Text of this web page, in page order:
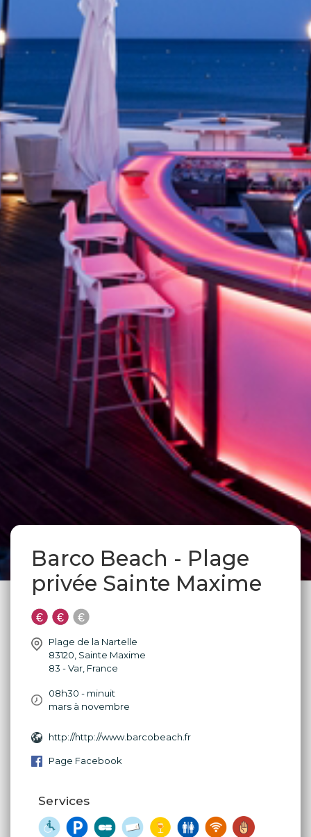
Barco Beach - Plage
privée Sainte Maxime
Plage de la Nartelle
83120 Sainte Maxime
83 - Var France
08h30 - minuit
mars à novembre
http://http://www.barcobeach.fr
Page Facebook
Services